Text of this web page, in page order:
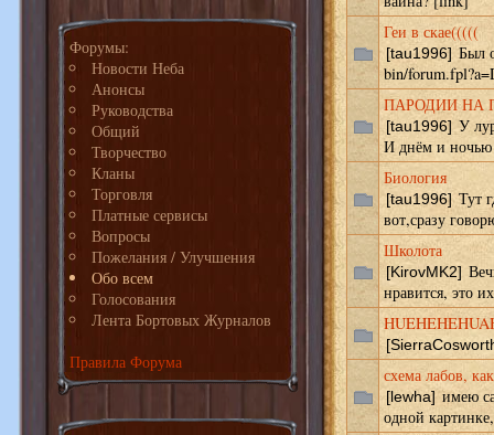
Форумы:
Новости Неба
Анонсы
Руководства
Общий
Творчество
Кланы
Торговля
Платные сервисы
Вопросы
Пожелания / Улучшения
Обо всем
Голосования
Лента Бортовых Журналов
Правила Форума
Геи в скае(((((
[tau1996]Был
bin/
ПАРОДИИ НА
[tau1996] У
И днём и
Биология
[tau1996] Тут
вот,сразу
Школота
[KirovMK2]
нравится, это
схема лабов,
[lewha] имею
одной